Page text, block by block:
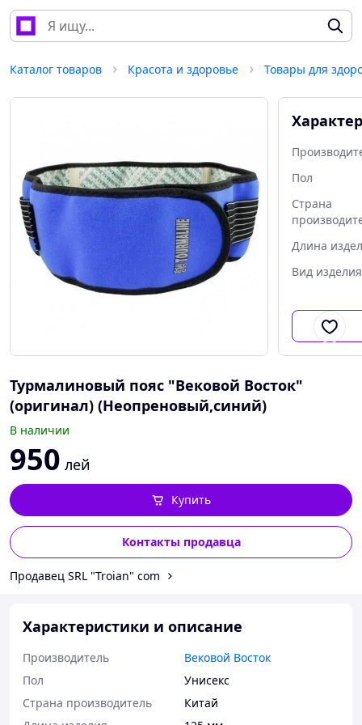
Каталог товаров Красота и здоровье Товары для
Пол
Страна
Длина
Вид изделия
Турмалиновый пояс "Вековой Восток"
(оригинал) (Неопреновый,синий)
В наличии
950 лей
Контакты продавца
Купить
Продавец SRL "Troian" сom
Характеристики и описание
Производитель
Вековой Восток
Пол
Унисекс
Страна производитель
Китай